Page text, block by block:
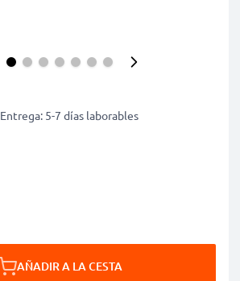
Entrega: 5-7 días laborables
AÑADIR A LA CESTA